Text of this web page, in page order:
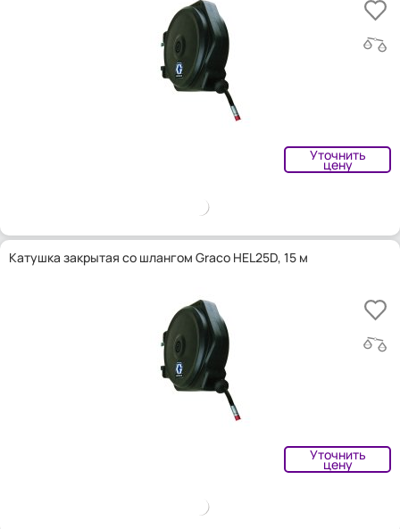
Уточнить
цену
Катушка закрытая со шлангом Graco HEL25D, 15 м
Уточнить
цену